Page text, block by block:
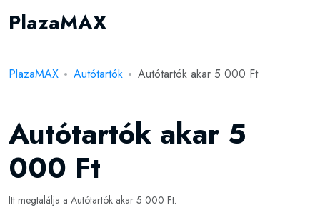
PlazaMAX
PlazaMAX Autótartók Autótartók akar 5 000 Ft
Autótartók akar 5
000 Ft
Itt megtalálja a Autótartók akar 5 000 Ft.